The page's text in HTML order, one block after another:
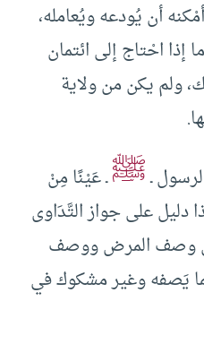
أن يُودعه ويُعامله،
إذا احْتاج إلى ائتمان
ولم يكن من ولاية
ـﷺـ عَيْنًا مِنْ
على جواز التَّدَاوى
وصف المرض ووصف
يَصفه وغير مشكوك في